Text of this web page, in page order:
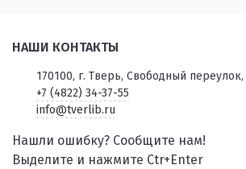
НАШИ КОНТАКТЫ
170100, г. Тверь, Свободный переулок,
+7 (4822) 34-37-55
info@tverlib.ru
Нашли ошибку? Сообщите нам!
Выделите и нажмите Ctr+Enter